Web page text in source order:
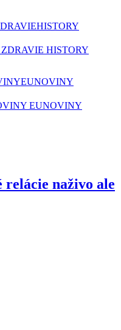
HISTORY
ZDRAVIE HISTORY
EUNOVINY
EUNOVINY
relácie naživo ale